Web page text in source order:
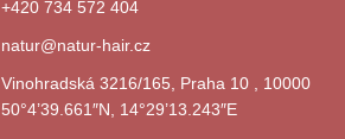
+420 734 572 404
natur@natur-hair.cz
Vinohradská 3216/165, Praha 10 , 10000
50°4’39.661″N, 14°29’13.243″E